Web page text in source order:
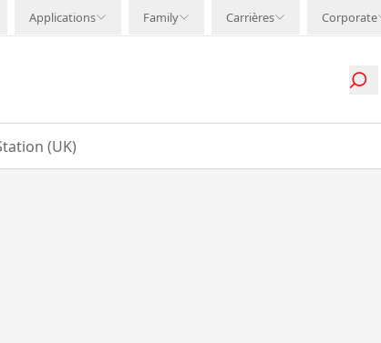
Applications Family Carrières Corporate
(UK)